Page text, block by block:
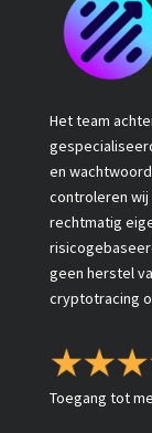
Het team
en
controleren wij
rechtmatig
geen herstel
cryptotracing
Toegang tot